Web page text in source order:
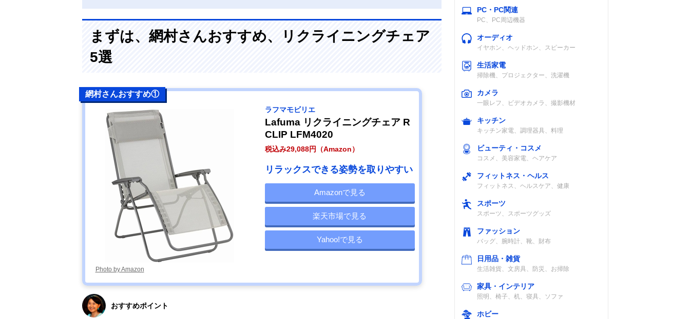
まずは、網村さんおすすめ、リクライニングチェア
5選
網村さんおすすめ①
Photo by Amazon
ラフマモビリエ
Lafuma リクライニングチェア R
CLIP LFM4020
税込み29,088円（Amazon）
リラックスできる姿勢を取りやすい
Amazonで見る
楽天市場で見る
Yahoo!で見る
おすすめポイント
PC・PC関連
PC、PC周辺機器
オーディオ
イヤホン、ヘッドホン、スピーカー
生活家電
掃除機、プロジェクター、洗濯機
カメラ
一眼レフ、ビデオカメラ、撮影機材
キッチン
キッチン家電、調理器具、料理
ビューティ・コスメ
コスメ、美容家電、ヘアケア
フィットネス・ヘルス
フィットネス、ヘルスケア、健康
スポーツ
スポーツ、スポーツグッズ
ファッション
バッグ、腕時計、靴、財布
日用品・雑貨
生活雑貨、文房具、防災、お掃除
家具・インテリア
照明、椅子、机、寝具、ソファ
ホビー